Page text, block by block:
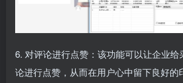
6. 对评论进行点赞：该功能可以让企业
论进行点赞，从而在用户心中留下良好的